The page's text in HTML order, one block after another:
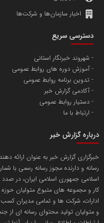
پایگاه اطلاع رسانی اعتلای
پایگاه اطلاع رسانی دریا و
تامین آهن اسفنجی تولیدکنندگان
تریبون
انتشار گسترده محتوا در رسانه
مسعودصادقی
محمدعلی کرمعلی
اخبار سازمان‌ها و شرکت‌ها
دسترسی سریع
شهروند خبرنگار استانی
آموزش دوره های روابط عمومی
تدوین برنامه روابط عمومی
آکادمی گزارش خبر
دستیار روابط عمومی
ارتباط با ما
درباره گزارش خبر
خبرگزاری گزارش خبر به عنوان ارائه
اسلامی جمهوری اسلامی ایران، در
کار و مجموعه های متبوع متولیان
ادارات، شرکت ها و تمامی مدیران
و متولیان تولید محتوای رسانه ای